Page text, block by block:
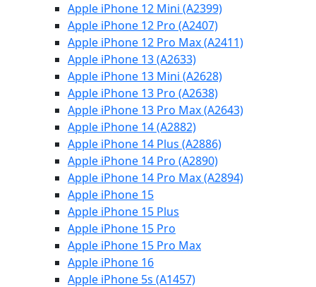
Apple iPhone 12 Mini (A2399)
Apple iPhone 12 Pro (A2407)
Apple iPhone 12 Pro Max (A2411)
Apple iPhone 13 (A2633)
Apple iPhone 13 Mini (A2628)
Apple iPhone 13 Pro (A2638)
Apple iPhone 13 Pro Max (A2643)
Apple iPhone 14 (A2882)
Apple iPhone 14 Plus (A2886)
Apple iPhone 14 Pro (A2890)
Apple iPhone 14 Pro Max (A2894)
Apple iPhone 15
Apple iPhone 15 Plus
Apple iPhone 15 Pro
Apple iPhone 15 Pro Max
Apple iPhone 16
Apple iPhone 5s (A1457)